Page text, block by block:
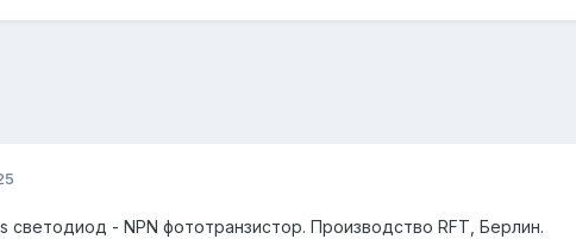
светодиод - NPN фототранзистор. Производство RFT, Берлин.